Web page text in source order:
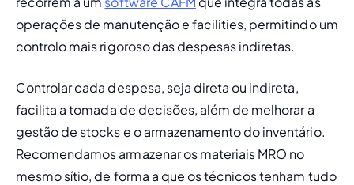
operações de manutenção e facilities, permitindo um
controlo mais rigoroso das despesas indiretas.
Controlar cada despesa, seja direta ou indireta,
facilita a tomada de decisões, além de melhorar a
gestão de stocks e o armazenamento do inventário.
Recomendamos armazenar os materiais MRO no
mesmo sítio, de forma a que os técnicos tenham tudo